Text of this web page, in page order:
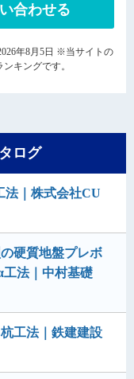
合わせる
年8月5日 ※当サイトの
キングです。
ログ
法｜株式会社CU
硬質地盤プレボ
法｜中村基礎
工法｜鉄建建設